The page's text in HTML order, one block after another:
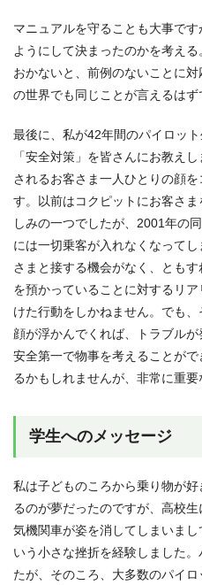
マニュアルを守ることも大事で
ようにして決まったのかを考え
おかないと、前例のないことに
の世界でも同じことが言えるはず
最後に、私が42年間のパイロッ
「安全対策」を皆さんにお教え
されるお客さま一人ひとりの顔
す。以前はコクピットにお客さ
しみの一つでしたが、2001年の
には一切乗客が入れなくなって
さまと接する機会がなく、とも
を預かっていることに対するリ
けた行動をしかねません。でも
顔が浮かんでくれば、トラブル
安全第一で物事を考えることが
るかもしれませんが、非常に重要
学生へのメッセージ
私は子どものころから乗り物が
るのが夢だったのですが、高校
気機関車が姿を消してしまいま
いう小さな挫折を経験しました
たが、そのころ、大多数のパイ